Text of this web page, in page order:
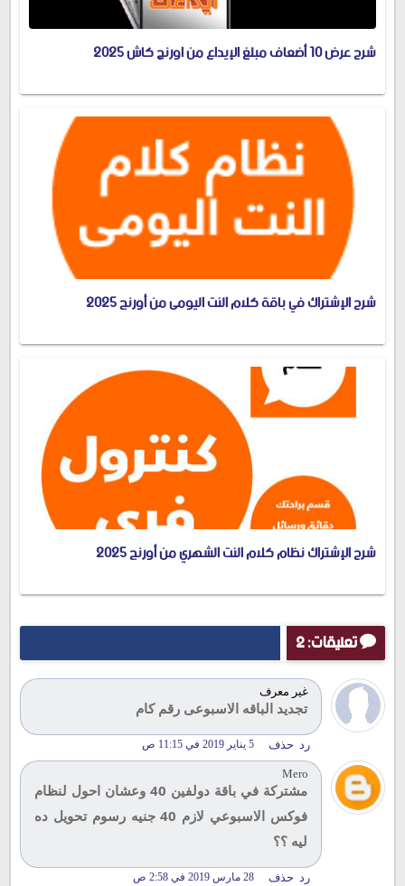
شرح عرض 10 أضعاف مبلغ الإيداع من اورنچ كاش 2025
شرح الإشتراك في باقة كلام النت اليومى من أورنج 2025
شرح الإشتراك نظام كلام النت الشهري من أورنج 2025
تعليقات: 2
غير معرف
5 يناير 2019 في 11:15 ص
تجديد الباقه الاسبوعى رقم كام
رد حذف
Mero
28 مارس 2019 في 2:58 ص
مشتركة في باقة دولفين 40 وعشان احول لنظام
فوكس الاسبوعي لازم 40 جنيه رسوم تحويل ده
ليه ؟؟
رد حذف